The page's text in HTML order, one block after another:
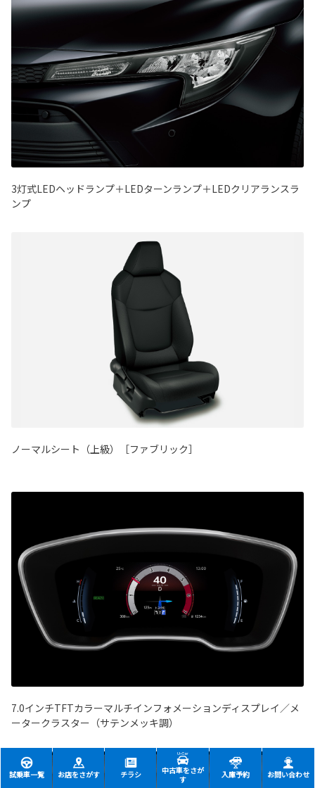
3灯式LEDヘッドランプ＋LEDターンランプ＋LEDクリアランスラ
ンプ
ノーマルシート（上級）［ファブリック］
7.0インチTFTカラーマルチインフォメーションディスプレイ／メ
ータークラスター（サテンメッキ調）
試乗車一覧 お店をさがす チラシ
中古車をさが
す
入庫予約 お問い合わせ